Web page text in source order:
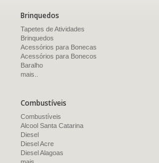
Brinquedos
Tapetes de Atividades
Brinquedos
Acessórios para Bonecas
Acessórios para Bonecos
Baralho
mais..
Combustíveis
Combustíveis
Alcool Santa Catarina
Diesel
Diesel Acre
Diesel Alagoas